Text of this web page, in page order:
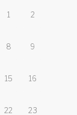
1 2
8 9
15 16
22 23